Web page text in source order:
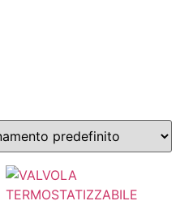
la ricerca